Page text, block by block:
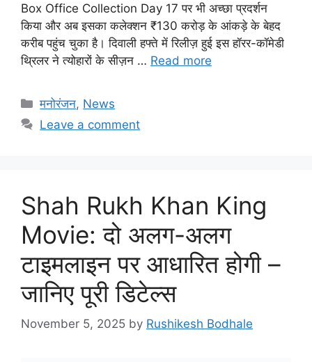
Box Office Collection Day 17 पर भी अच्छा प्रदर्शन
किया और अब इसका कलेक्शन ₹130 करोड़ के आंकड़े के बेहद
करीब पहुंच चुका है। दिवाली हफ्ते में रिलीज़ हुई इस हॉरर-कॉमेडी
थ्रिलर ने त्योहारों के सीज़न … Read more
Categories
मनोरंजन, News
Leave a comment
Shah Rukh Khan King
Movie: दो अलग-अलग
टाइमलाइन पर आधारित होगी –
जानिए पूरी डिटेल्स
November 5, 2025 by Rushikesh Bodhale